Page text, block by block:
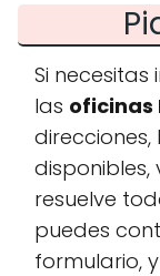
Si
las oficinas
direcciones,
resuelve
puedes
formulario,